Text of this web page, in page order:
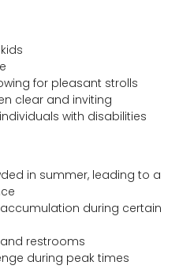
for pleasant strolls
clear and inviting
with disabilities
in summer, leading to a
during certain
restrooms
during peak times